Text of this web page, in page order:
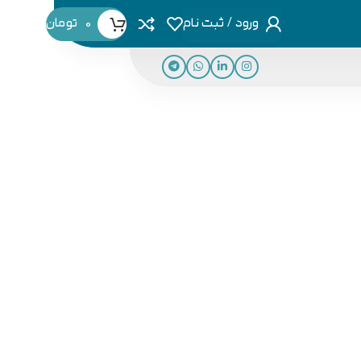
ورود / ثبت نام 0 تومان